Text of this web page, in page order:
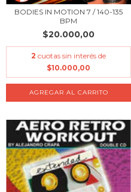
BODIES IN MOTION 7 / 140-135
BPM
$20.000,00
2 cuotas sin interés de
$10.000,00